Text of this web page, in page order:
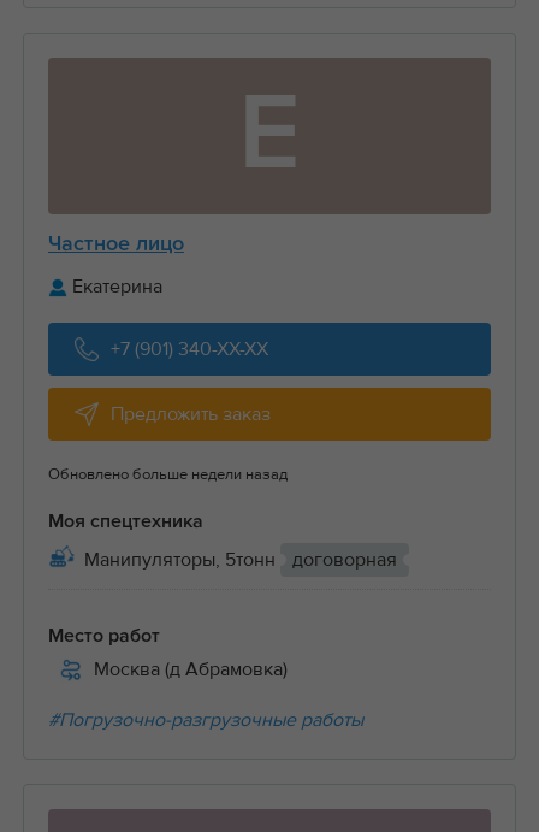
Е
Частное лицо
Екатерина
+7 (901) 340-XX-XX
Предложить заказ
Обновлено больше недели назад
Моя спецтехника
Манипуляторы, 5тонн договорная
Место работ
Москва (д Абрамовка)
#Погрузочно-разгрузочные работы